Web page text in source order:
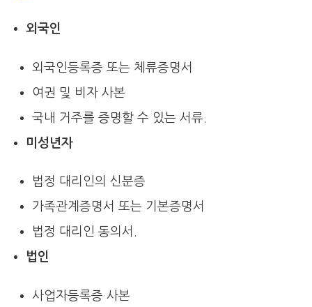
외국인
외국인등록증 또는 체류증명서
여권 및 비자 사본
국내 거주를 증명할 수 있는 서류.
미성년자
법정 대리인의 신분증
가족관계증명서 또는 기본증명서
법정 대리인 동의서.
법인
사업자등록증 사본